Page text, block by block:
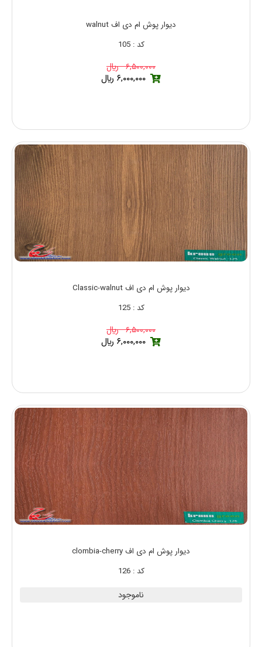
دیوار پوش ام دی اف walnut
کد : 105
۶,۵۰۰,۰۰۰ ريال
۶,۰۰۰,۰۰۰ ريال
دیوار پوش ام دی اف Classic-walnut
کد : 125
۶,۵۰۰,۰۰۰ ريال
۶,۰۰۰,۰۰۰ ريال
دیوار پوش ام دی اف clombia-cherry
کد : 126
ناموجود